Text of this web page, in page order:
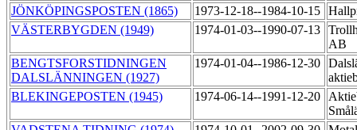
JÖNKÖPINGSPOSTEN (1865) 1973-12-18--1984-10-15
VÄSTERBYGDEN (1949)
1974-01-03--1990-07-13
AB
BENGTSFORSTIDNINGEN
DALSLÄNNINGEN (1927)
1974-01-04--1986-12-30
BLEKINGEPOSTEN (1945)
1974-06-14--1991-12-20